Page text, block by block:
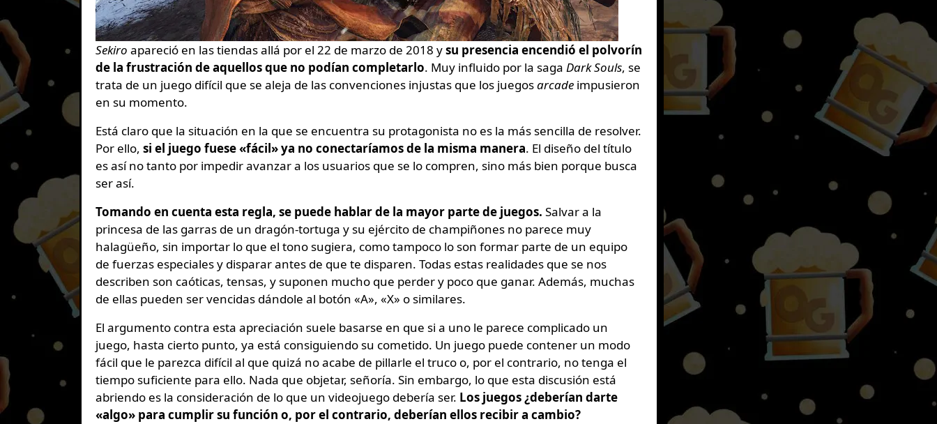
Sekiro apareció en las tiendas allá por el 22 de marzo de 2018 ysu presencia encendió el polvorín
de la frustración de aquellos que no podían completarlo. Muy influido por la saga Dark Souls, se
trata de un juego difícil que se aleja de las convenciones injustas que los juegosarcade impusieron
en su momento.
Está claro que la situación en la que se encuentra su protagonista no es la más sencilla de resolver.
Por ello, si el juego fuese «fácil» ya no conectaríamos de la misma manera. El diseño del título
es así no tanto por impedir avanzar a los usuarios que se lo compren, sino más bien porque busca
ser así.
Tomando en cuenta esta regla, se puede hablar de la mayor parte de juegos. Salvar a la
princesa de las garras de un dragón-tortuga y su ejército de champiñones no parece muy
halagüeño, sin importar lo que el tono sugiera, como tampoco lo son formar parte de un equipo
de fuerzas especiales y disparar antes de que te disparen. Todas estas realidades que se nos
describen son caóticas, tensas, y suponen mucho que perder y poco que ganar. Además, muchas
de ellas pueden ser vencidas dándole al botón «A», «X» o similares.
El argumento contra esta apreciación suele basarse en que si a uno le parece complicado un
juego, hasta cierto punto, ya está consiguiendo su cometido. Un juego puede contener un modo
fácil que le parezca difícil al que quizá no acabe de pillarle el truco o, por el contrario, no tenga el
tiempo suficiente para ello. Nada que objetar, señoría. Sin embargo, lo que esta discusión está
abriendo es la consideración de lo que un videojuego debería ser. Los juegos ¿deberían darte
«algo» para cumplir su función o, por el contrario, deberían ellos recibir a cambio?